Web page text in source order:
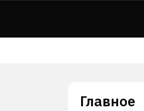
Главное